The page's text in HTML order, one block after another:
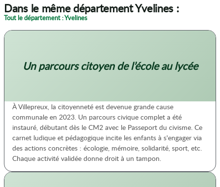
Dans le même département Yvelines :
Tout le département : Yvelines
Un parcours citoyen de l’école au lycée
À Villepreux, la citoyenneté est devenue grande cause
communale en 2023. Un parcours civique complet a été
instauré, débutant dès le CM2 avec le Passeport du civisme. Ce
carnet ludique et pédagogique incite les enfants à s'engager via
des actions concrètes : écologie, mémoire, solidarité, sport, etc.
Chaque activité validée donne droit à un tampon.